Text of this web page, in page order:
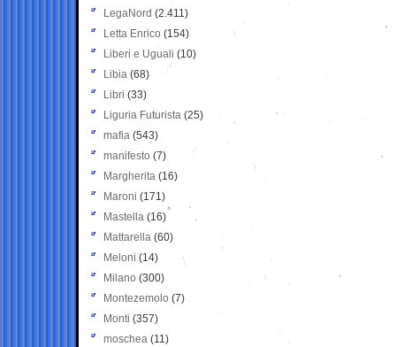
LegaNord (2.411)
Letta Enrico (154)
Liberi e Uguali (10)
Libia (68)
Libri (33)
Liguria Futurista (25)
mafia (543)
manifesto (7)
Margherita (16)
Maroni (171)
Mastella (16)
Mattarella (60)
Meloni (14)
Milano (300)
Montezemolo (7)
Monti (357)
moschea (11)